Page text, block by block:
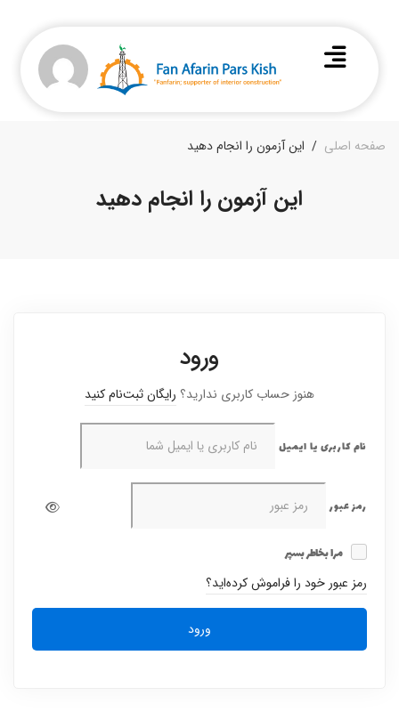
صفحه اصلی این آزمون را انجام دهید
این آزمون را انجام دهید
ورود
هنوز حساب کاربری ندارید؟ رایگان ثبت‌نام کنید
نام کاربری یا ایمیل
رمز عبور
مرا بخاطر بسپر
رمز عبور خود را فراموش کرده‌اید؟
ورود